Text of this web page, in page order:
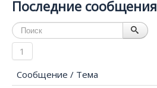
Последние сообщения
1
Сообщение / Тема